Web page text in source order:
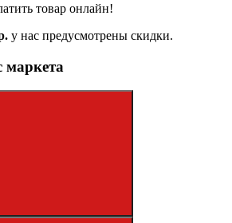
товар онлайн!
у нас предусмотрены скидки.
маркета